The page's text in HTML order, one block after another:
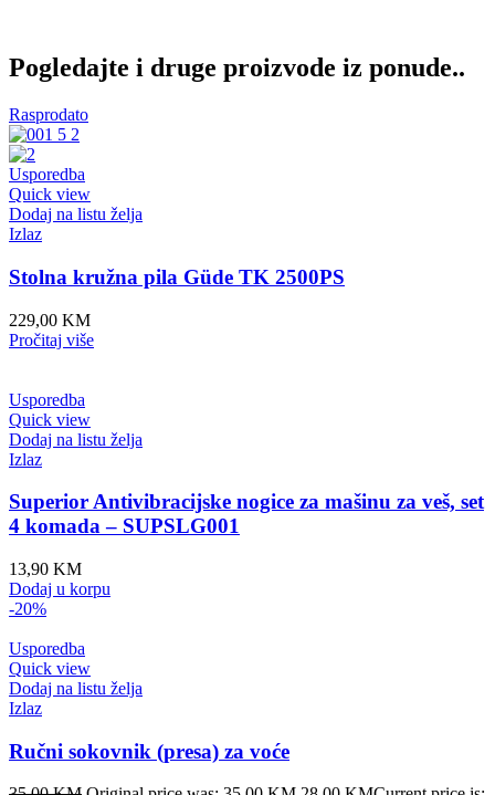
Pogledajte i druge proizvode iz ponude..
Rasprodato
Usporedba
Quick view
Dodaj na listu želja
Izlaz
Stolna kružna pila Güde TK 2500PS
229,00 KM
Pročitaj više
Usporedba
Quick view
Dodaj na listu želja
Izlaz
Superior Antivibracijske nogice za mašinu za veš, set
4 komada – SUPSLG001
13,90 KM
Dodaj u korpu
-20%
Usporedba
Quick view
Dodaj na listu želja
Izlaz
Ručni sokovnik (presa) za voće